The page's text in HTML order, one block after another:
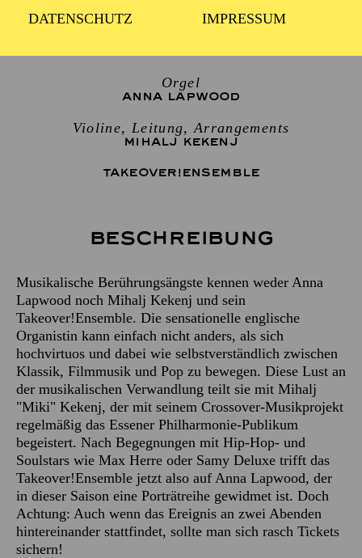
DATENSCHUTZ IMPRESSUM
2 Stunden, inkl. Pause
Orgel
ANNA LAPWOOD
Violine, Leitung, Arrangements
MIHALJ KEKENJ
TAKEOVER!ENSEMBLE
Beschreibung
Musikalische Berührungsängste kennen weder Anna
Lapwood noch Mihalj Kekenj und sein
Takeover!Ensemble. Die sensationelle englische
Organistin kann einfach nicht anders, als sich
hochvirtuos und dabei wie selbstverständlich zwischen
Klassik, Filmmusik und Pop zu bewegen. Diese Lust an
der musikalischen Verwandlung teilt sie mit Mihalj
"Miki" Kekenj, der mit seinem Crossover-Musikprojekt
regelmäßig das Essener Philharmonie-Publikum
begeistert. Nach Begegnungen mit Hip-Hop- und
Soulstars wie Max Herre oder Samy Deluxe trifft das
Takeover!Ensemble jetzt also auf Anna Lapwood, der
in dieser Saison eine Porträtreihe gewidmet ist. Doch
Achtung: Auch wenn das Ereignis an zwei Abenden
hintereinander stattfindet, sollte man sich rasch Tickets
sichern!